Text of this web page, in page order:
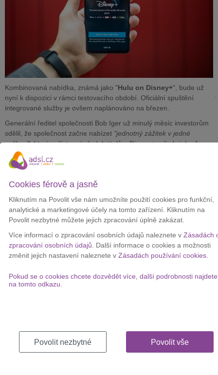
Kombinovaná nabídka, známá jako "Hulu on Disney+", bude už
nyní k dispozici v rámci testovacího období. Oficiální spuštění
integrované služby je ovšem naplánováno na březen.
Generální ředitel společnosti Bob Iger už minulý měsíc investorům
sdělil, že společnost začne nabízet "jednotný zážitek v jedné
aplikaci", který zpřístupní předplatitelům Disney+ pořady jako Jen
vraždy v budově, Základka Willarda Abbotta nebo Family Guy.
"Očekáváme, že Hulu na Disney+ povede k větší angažovanosti,
větším reklamním příležitostem, nižšímu odlivu zákazníků a snížení
nákladů na získání zákazníků, čímž se zvýší naše celkové
marže,"uvedl Iger během meetingu k výsledkům za čtvrté fiskální
čtvrtletí.
Společnost Disney už také zahájila procesakvizice zbývajícího
podíluve společnosti Hulu od mateřské společnosti NBCUniversal
Comcast za nejméně 8,6 miliardy dolarů. Díky tomu může k této
integraci dojít.
nebyla a některé pořady z této platformy jsou dostupné právě na
výpadků?
Cookies férově a jasně
Kliknutím na Povolit vše nám umožníte použití cookies pro funkční,
analytické a marketingové účely na tomto zařízení. Kliknutím na
Povolit nezbytné můžete jejich zpracování úplně zakázat.
Více informací o zpracování osobních údajů naleznete v Zásadách
zpracování osobních údajů. Další informace o cookies a možnosti
změnit jejich nastavení naleznete v Zásadách používání cookies.
Pokud se o cookies chcete dozvědět více, další podrobnosti najdete
na tomto odkazu.
Povolit nezbytné Povolit vše